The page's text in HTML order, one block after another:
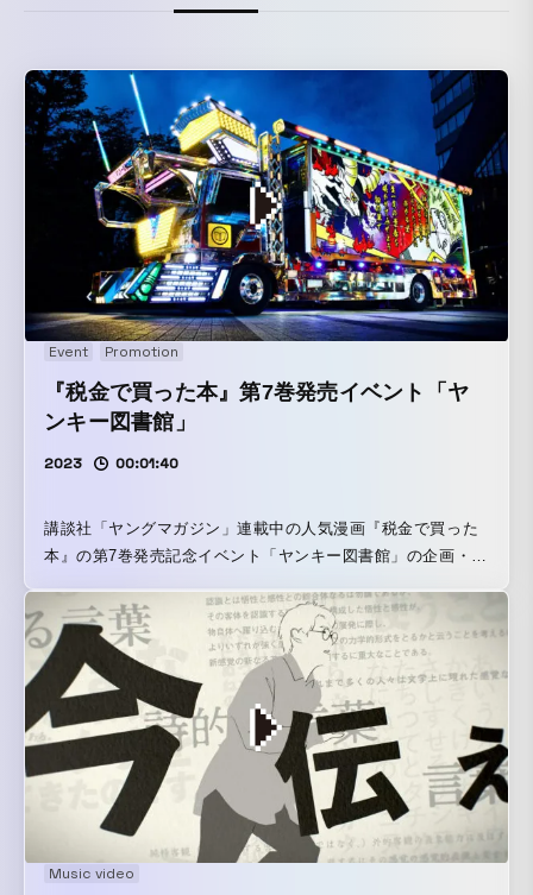
Event Promotion
『税金で買った本』第7巻発売イベント「ヤ
ンキー図書館」
2023 00:01:40
講談社「ヤングマガジン」連載中の人気漫画『税金で買った
本』の第7巻発売記念イベント「ヤンキー図書館」の企画・制
書館お仕事漫画です。そこで、ド派手にデコレーションされ
たヤンキーなトラックの移動式図書館「ヤンキー図書館」を
制作。渋谷キャスト ガーデンにて新刊発売イベントを実施し
ました。図書館になっているトラックの荷台に上がって、コ
ミックス全巻や関連書籍を借りて読書スペースで閲覧するこ
とが可能になっており、第7巻を発売日前にフライングで読む
こともできました。 また、『税金で買った本』の物語に触れ
ることのできる特別展示も用意され、『税金で買った本』を
初めて知る来場者の方々も、イベントを目当てに訪れた作品
ファンの方々も、作品の世界観を楽しむことのできるイベン
トとなり、2日間で延べ1,360人の方に来場いただきました。
Music video